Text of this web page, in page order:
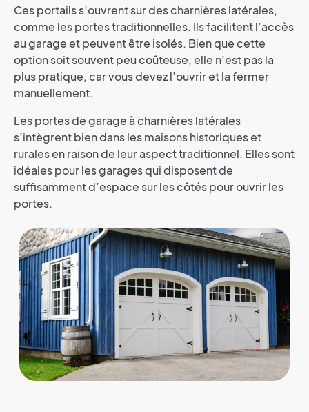
Ces portails s’ouvrent sur des charnières latérales,
comme les portes traditionnelles. Ils facilitent l’accès
au garage et peuvent être isolés. Bien que cette
option soit souvent peu coûteuse, elle n’est pas la
plus pratique, car vous devez l’ouvrir et la fermer
manuellement.
Les portes de garage à charnières latérales
s’intègrent bien dans les maisons historiques et
rurales en raison de leur aspect traditionnel. Elles sont
idéales pour les garages qui disposent de
suffisamment d’espace sur les côtés pour ouvrir les
portes.